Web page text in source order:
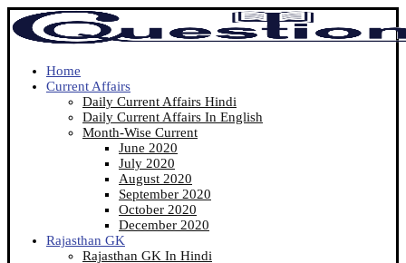
Home
Current Affairs
Daily Current Affairs Hindi
Daily Current Affairs In English
Month-Wise Current
June 2020
July 2020
August 2020
September 2020
October 2020
December 2020
Rajasthan GK
Rajasthan GK In Hindi